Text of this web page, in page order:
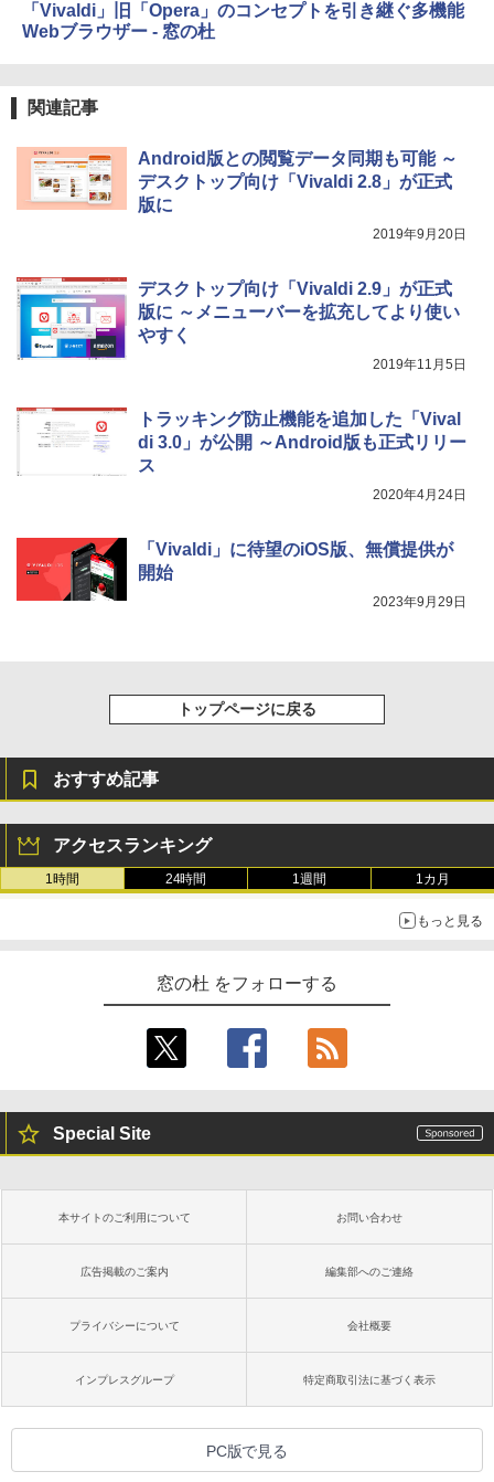
「Vivaldi」旧「Opera」のコンセプトを引き継ぐ多機能
Webブラウザー - 窓の杜
関連記事
Android版との閲覧データ同期も可能 ～
デスクトップ向け「Vivaldi 2.8」が正式
版に
2019年9月20日
デスクトップ向け「Vivaldi 2.9」が正式
版に ～メニューバーを拡充してより使い
やすく
2019年11月5日
トラッキング防止機能を追加した「Vival
di 3.0」が公開 ～Android版も正式リリー
ス
2020年4月24日
「Vivaldi」に待望のiOS版、無償提供が
開始
2023年9月29日
トップページに戻る
おすすめ記事
アクセスランキング
1時間 24時間 1週間 1カ月
もっと見る
窓の杜 をフォローする
Special Site
本サイトのご利用について お問い合わせ
広告掲載のご案内 編集部へのご連絡
プライバシーについて 会社概要
インプレスグループ 特定商取引法に基づく表示
PC版で見る